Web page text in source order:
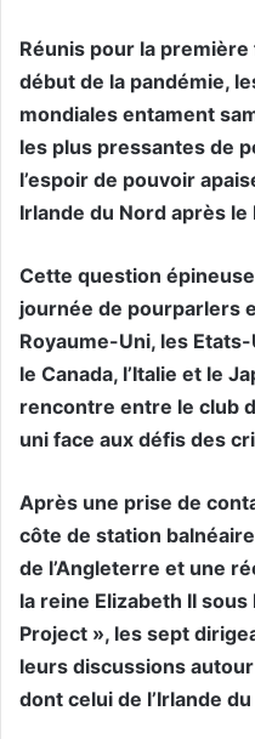
Réunis pour la
début de la pandémie,
mondiales entament
les plus pressantes de
l’espoir de pouvoir
Irlande du Nord après le
Cette question
journée de pourparlers
Royaume-Uni, les Etats-
le Canada, l’Italie et le
rencontre entre le club
uni face aux défis des
Après une prise de
côte de station
de l’Angleterre et une
la reine Elizabeth II
Project », les sept
leurs discussions
dont celui de l’Irlande